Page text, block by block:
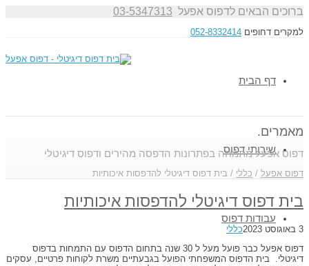
ברוכים הבאים לדפוס אפעל 03-5347313
למקרים דחופים 052-8332414
דף הבית
שירותי דפוס
עבודות דפוס
מאמרים.
דפוס אפעל מתמחה בפתרונות הדפסה מהירים ודפוס דיגיטלי
דפוס אפעל / כללי / בית דפוס דיגיטלי להדפסות איכותיות
בית דפוס דיגיטלי להדפסות איכותיות
3 באוגוסט 2023
כללי
דפוס אפעל כבר פועל מעל ל 30 שנה בתחום הדפוס עם התמחות בדפוס
דיגיטלי. בית הדפוס המשפחתי הפועל בגבעתיים משרת לקוחות פרטיים, עסקים